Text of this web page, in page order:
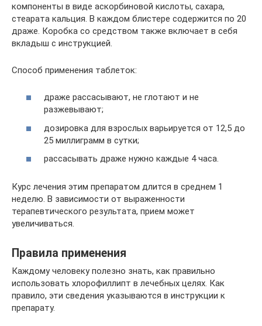
компоненты в виде аскорбиновой кислоты, сахара,
стеарата кальция. В каждом блистере содержится по 20
драже. Коробка со средством также включает в себя
вкладыш с инструкцией.
Способ применения таблеток:
драже рассасывают, не глотают и не
разжевывают;
дозировка для взрослых варьируется от 12,5 до
25 миллиграмм в сутки;
рассасывать драже нужно каждые 4 часа.
Курс лечения этим препаратом длится в среднем 1
неделю. В зависимости от выраженности
терапевтического результата, прием может
увеличиваться.
Правила применения
Каждому человеку полезно знать, как правильно
использовать хлорофиллипт в лечебных целях. Как
правило, эти сведения указываются в инструкции к
препарату.